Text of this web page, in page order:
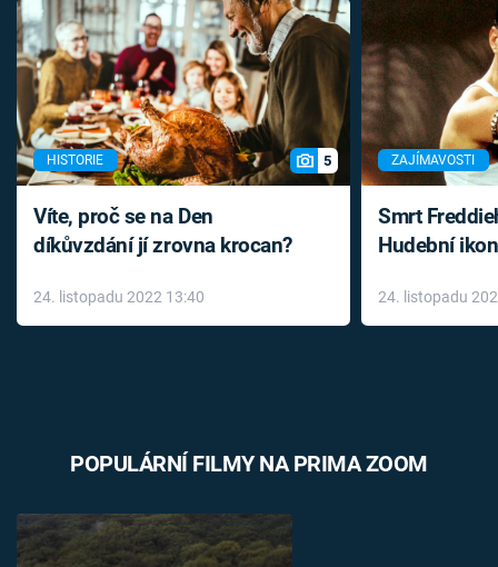
HISTORIE 5
Víte, proč se na Den
díkůvzdání jí zrovna krocan?
24. listopadu 2022 13:40
ZAJÍMAVOSTI
Smrt
Hudební
léky
24. listopadu
POPULÁRNÍ FILMY NA PRIMA ZOOM